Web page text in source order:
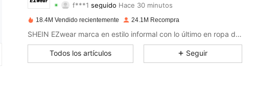
4.91 Calificación 17KArtículos 1.9M
4.91
18.4M Vendido recientemente 24.1M Recompra
SHEIN EZwear marca en estilo informal con lo último en ropa desenfadada.
Todos los artículos Seguir